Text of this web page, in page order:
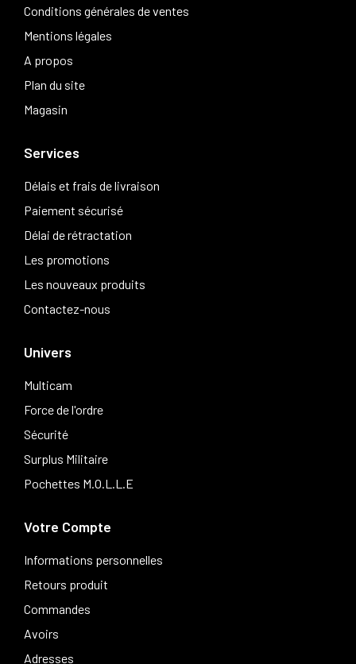
Conditions générales de ventes
Mentions légales
A propos
Plan du site
Magasin
Services
Délais et frais de livraison
Paiement sécurisé
Délai de rétractation
Les promotions
Les nouveaux produits
Contactez-nous
Univers
Multicam
Force de l'ordre
Sécurité
Surplus Militaire
Pochettes M.O.L.L.E
Votre Compte
Informations personnelles
Retours produit
Commandes
Avoirs
Adresses